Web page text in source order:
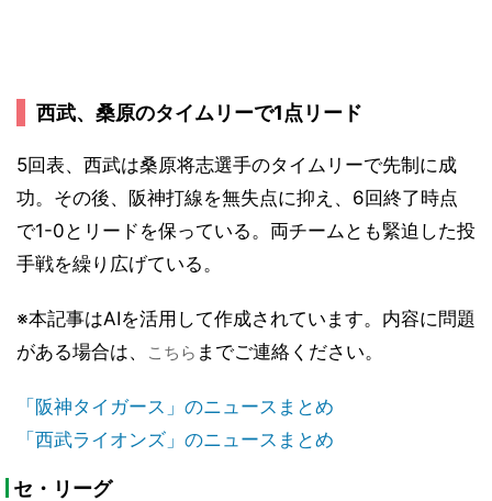
西武、桑原のタイムリーで1点リード
5回表、西武は桑原将志選手のタイムリーで先制に成
功。その後、阪神打線を無失点に抑え、6回終了時点
で1-0とリードを保っている。両チームとも緊迫した投
手戦を繰り広げている。
※本記事はAIを活用して作成されています。内容に問題
がある場合は、
こちら までご連絡ください。
「阪神タイガース」のニュースまとめ
「西武ライオンズ」のニュースまとめ
セ・リーグ